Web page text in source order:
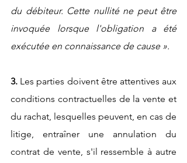
du débiteur. Cette nullité ne peut être
invoquée lorsque l'obligation a été
exécutée en connaissance de cause ».
3. Les parties doivent être attentives aux
conditions contractuelles de la vente et
du rachat, lesquelles peuvent, en cas de
litige, entraîner une annulation du
contrat de vente, s'il ressemble à autre